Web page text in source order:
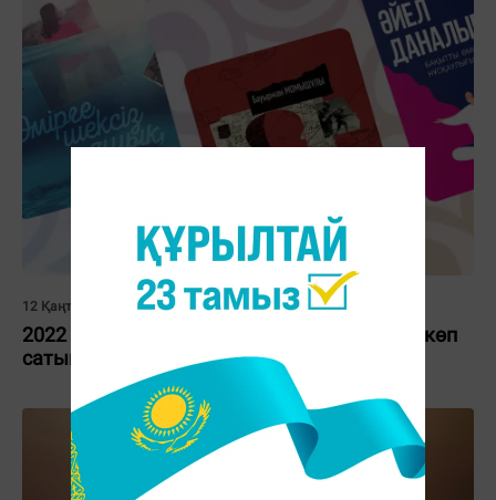
12 Қаңтар 2023, 15:30
2022 жылы қазақстандықтар қай кітапты көп
сатып алған?